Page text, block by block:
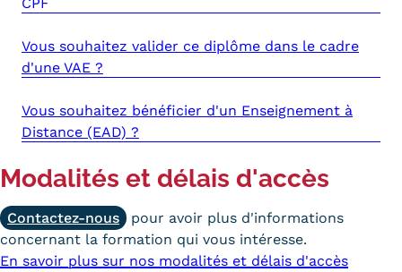
CPF
Vous souhaitez valider ce diplôme dans le cadre
d'une VAE ?
Vous souhaitez bénéficier d'un Enseignement à
Distance (EAD) ?
Modalités et délais d'accès
Contactez-nous
pour avoir plus d'informations
concernant la formation qui vous intéresse.
En savoir plus sur nos modalités et délais d'accès